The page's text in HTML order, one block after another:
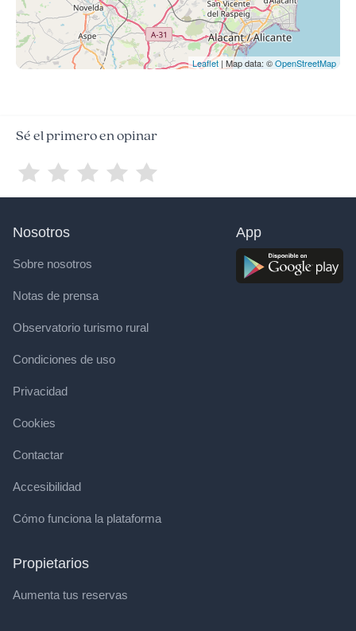
Leaflet | Map data: ©OpenStreetMap
Sé el primero en opinar
Nosotros
Sobre nosotros
Notas de prensa
Observatorio turismo rural
Condiciones de uso
Privacidad
Cookies
Contactar
Accesibilidad
Cómo funciona la plataforma
Propietarios
Aumenta tus reservas
App